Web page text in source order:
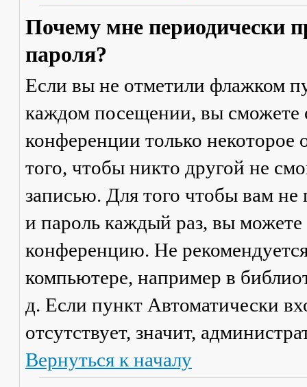
Почему мне периодически
пароля?
Если вы не отметили флажком
каждом посещении, вы сможете
конференции только некоторое
того, чтобы никто другой не
записью. Для того чтобы вам не
и пароль каждый раз, вы
конференцию. Не
компьютере, например в
д. Если пункт Автоматически
отсутствует, значит,
Вернуться к началу